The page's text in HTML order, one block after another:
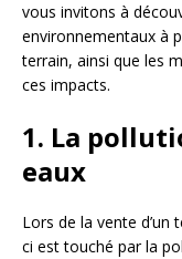
vous invitons à
environnementaux à
terrain, ainsi que les
ces impacts.
1. La
eaux
Lors de la vente
ci est touché par la